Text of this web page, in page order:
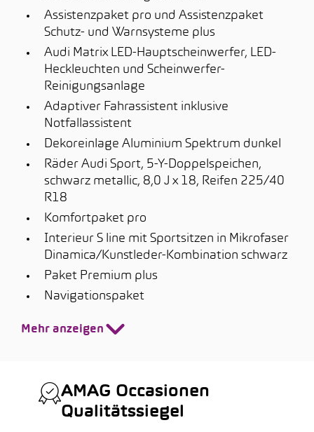
Assistenzpaket pro und Assistenzpaket
Schutz- und Warnsysteme plus
Audi Matrix LED-Hauptscheinwerfer, LED-
Heckleuchten und Scheinwerfer-
Reinigungsanlage
Adaptiver Fahrassistent inklusive
Notfallassistent
Dekoreinlage Aluminium Spektrum dunkel
Räder Audi Sport, 5-Y-Doppelspeichen,
schwarz metallic, 8,0 J x 18, Reifen 225/40
R18
Komfortpaket pro
Interieur S line mit Sportsitzen in Mikrofaser
Dinamica/Kunstleder-Kombination schwarz
Paket Premium plus
Navigationspaket
Mehr anzeigen
AMAG Occasionen
Qualitätssiegel